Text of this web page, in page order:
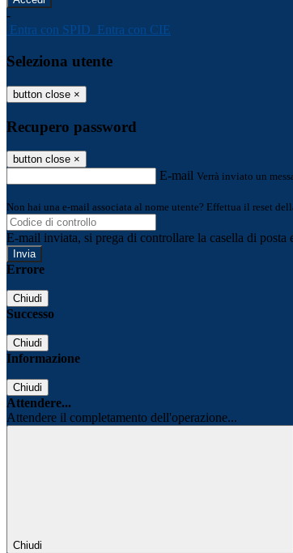
-
Entra con SPID Entra con CIE
Seleziona utente
button close ×
Recupero password
button close ×
E-mail Verrà inviato un
Non hai una e-mail associata al nome utente? Effettua il reset
E-mail inviata, si prega di controllare la casella di posta
Errore
Chiudi
Successo
Chiudi
Informazione
Chiudi
Attendere...
Attendere il completamento dell'operazione...
Chiudi